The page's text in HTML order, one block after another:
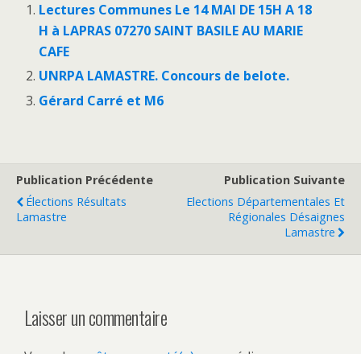
Lectures Communes Le 14 MAI DE 15H A 18
H à LAPRAS 07270 SAINT BASILE AU MARIE
CAFE
UNRPA LAMASTRE. Concours de belote.
Gérard Carré et M6
Publication Précédente
Élections Résultats
Lamastre
Publication Suivante
Elections Départementales Et
Régionales Désaignes
Lamastre
Laisser un commentaire